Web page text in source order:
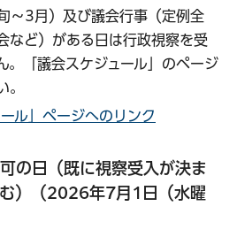
～3月）及び議会行事（定例全
など）がある日は行政視察を受
。「議会スケジュール」のページ
。
ール」ページへのリンク
の日（既に視察受入が決ま
）（2026年7月1日（水曜